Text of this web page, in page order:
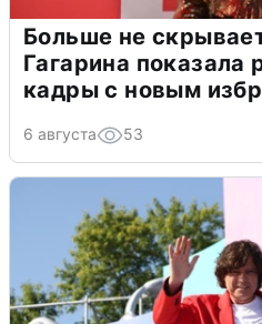
Больше не
Гагарина показала
кадры с новым
6 августа 53